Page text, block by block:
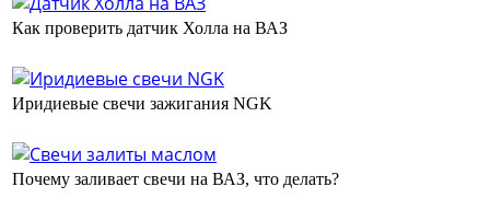
Как проверить датчик Холла на ВАЗ
Иридиевые свечи зажигания NGK
Почему заливает свечи на ВАЗ, что делать?